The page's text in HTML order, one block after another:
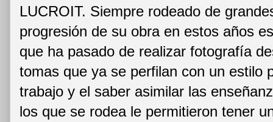
LUCROIT. Siempre rodeado de
progresión de su obra en estos años
que ha pasado de realizar fotografía
tomas que ya se perfilan con un estilo
trabajo y el saber asimilar las
los que se rodea le permitieron tener